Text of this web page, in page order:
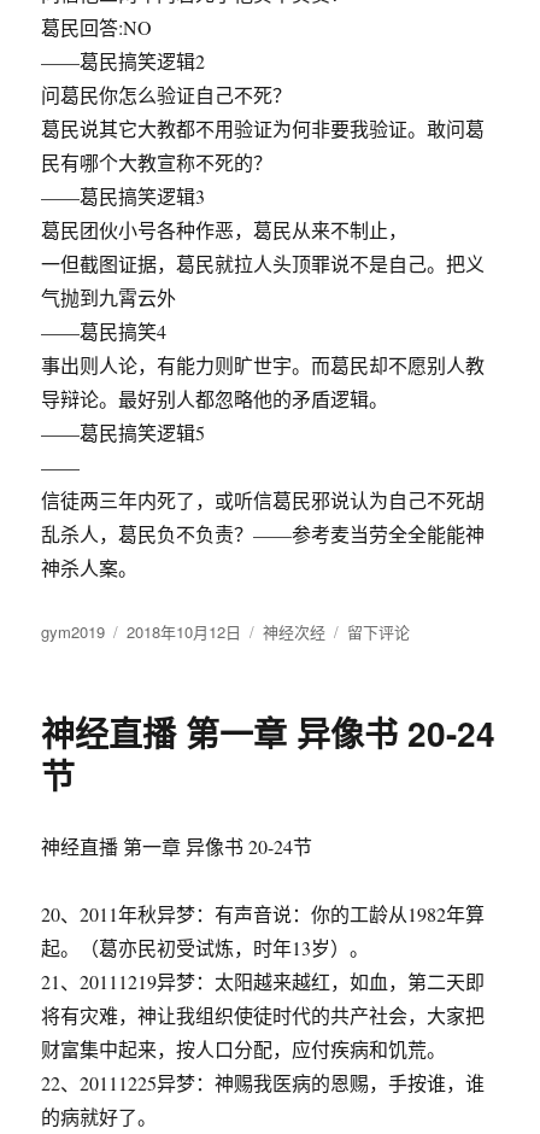
葛民回答:NO
——葛民搞笑逻辑2
问葛民你怎么验证自己不死？
葛民说其它大教都不用验证为何非要我验证。敢问葛
民有哪个大教宣称不死的？
——葛民搞笑逻辑3
葛民团伙小号各种作恶，葛民从来不制止，
一但截图证据，葛民就拉人头顶罪说不是自己。把义
气抛到九霄云外
——葛民搞笑4
事出则人论，有能力则旷世宇。而葛民却不愿别人教
导辩论。最好别人都忽略他的矛盾逻辑。
——葛民搞笑逻辑5
——
信徒两三年内死了，或听信葛民邪说认为自己不死胡
乱杀人，葛民负不负责？——参考麦当劳全全能能神
神杀人案。
作
gym2019
发
2018年10月12日
分
神经次经
于
信
留下评论
神经直播 第一章 异像书 20-24
节
神经直播 第一章 异像书 20-24节
20、2011年秋异梦：有声音说：你的工龄从1982年算
起。（葛亦民初受试炼，时年13岁）。
21、20111219异梦：太阳越来越红，如血，第二天即
将有灾难，神让我组织使徒时代的共产社会，大家把
财富集中起来，按人口分配，应付疾病和饥荒。
22、20111225异梦：神赐我医病的恩赐，手按谁，谁
的病就好了。